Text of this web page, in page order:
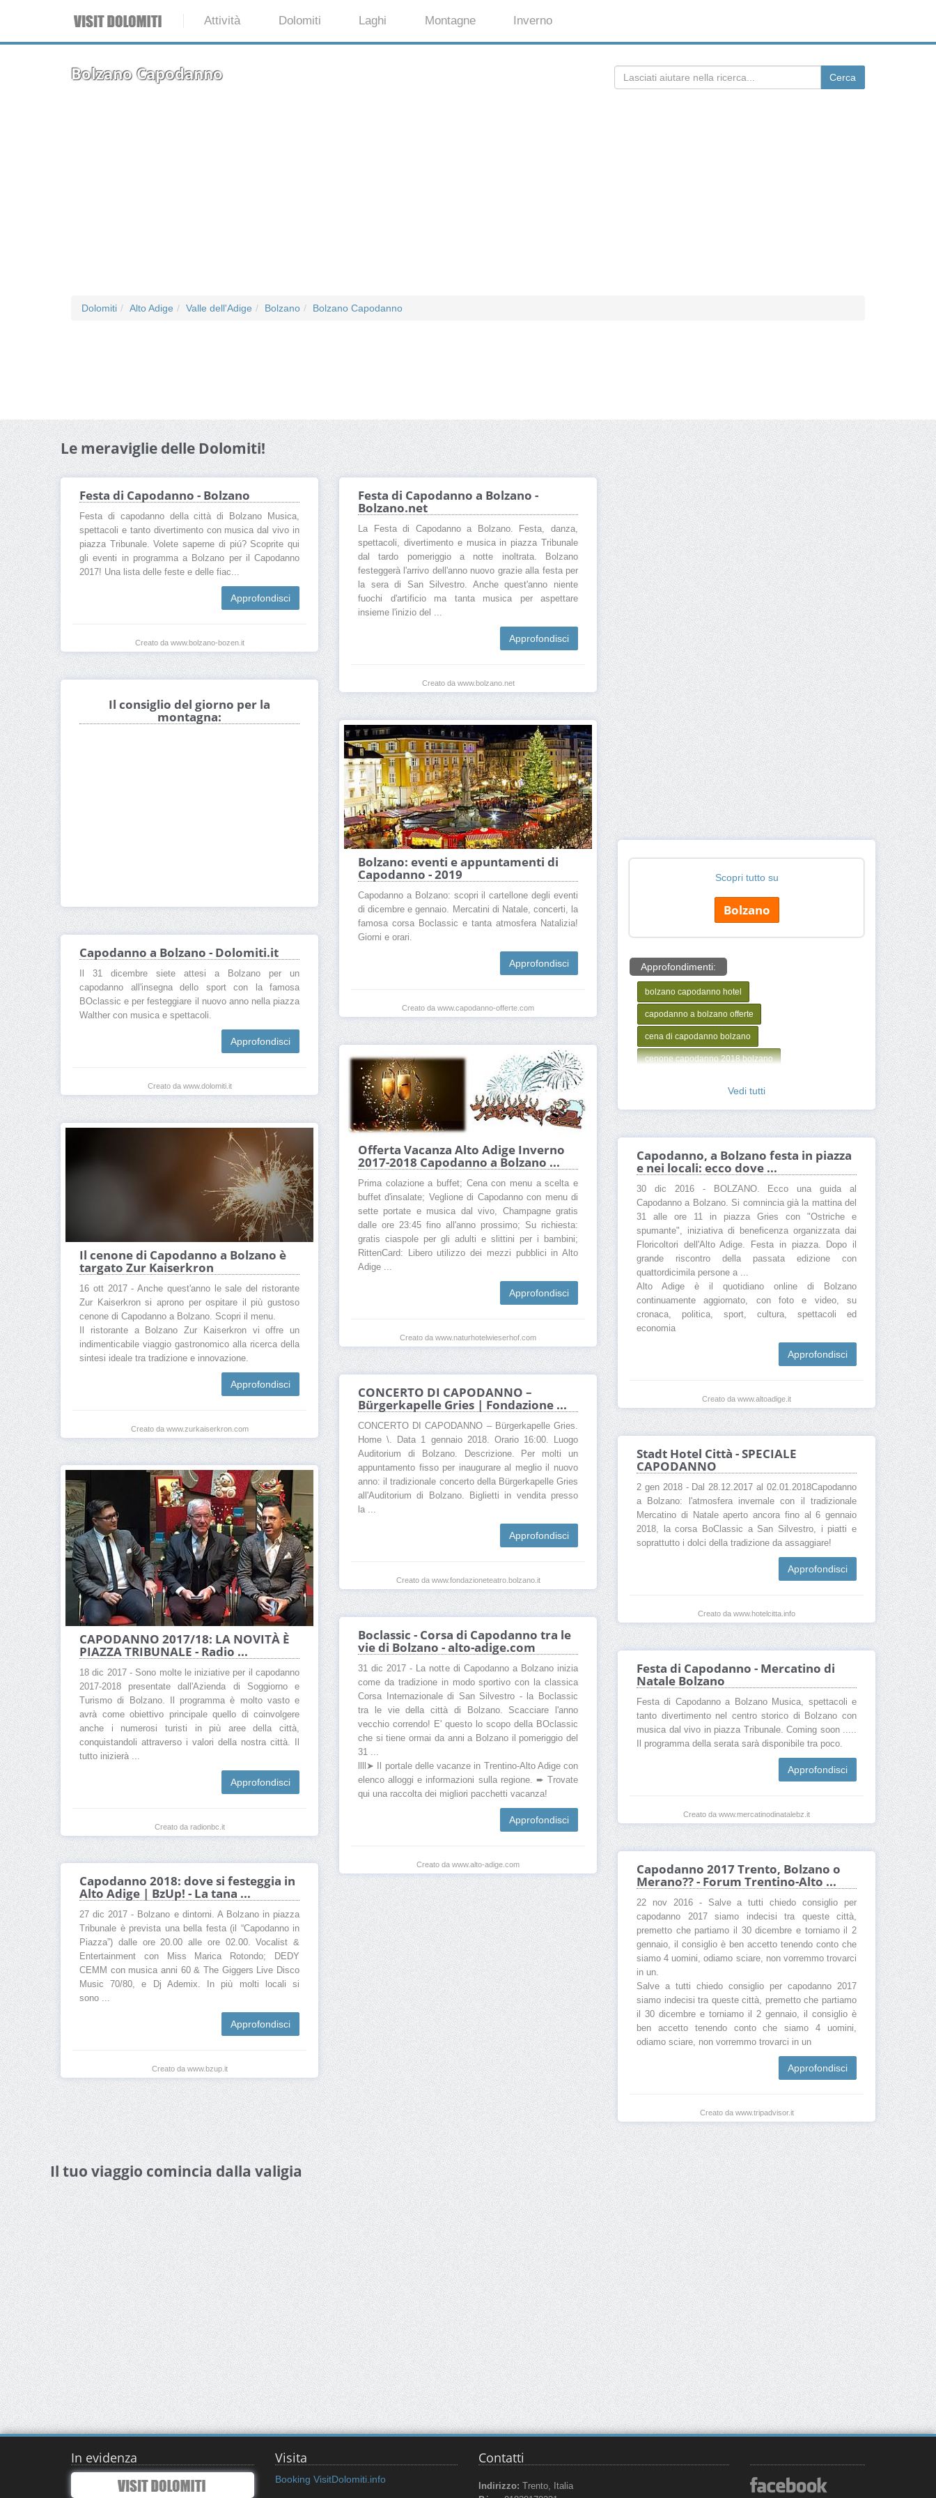
Attività Dolomiti Laghi Montagne Inverno
Bolzano Capodanno
Dolomiti Alto Adige Valle dell'Adige Bolzano Bolzano Capodanno
Le meraviglie delle Dolomiti!
Festa di Capodanno - Bolzano
Festa di capodanno della città di Bolzano Musica,
spettacoli e tanto divertimento con musica dal vivo in
piazza Tribunale. Volete saperne di piú? Scoprite qui
gli eventi in programma a Bolzano per il Capodanno
2017! Una lista delle feste e delle fiac...
Approfondisci
Creato da www.bolzano-bozen.it
Festa di Capodanno a Bolzano -
Bolzano.net
La Festa di Capodanno a Bolzano. Festa, danza,
spettacoli, divertimento e musica in piazza Tribunale
dal tardo pomeriggio a notte inoltrata. Bolzano
festeggerà l'arrivo dell'anno nuovo grazie alla festa per
la sera di San Silvestro. Anche quest'anno niente
fuochi d'artificio ma tanta musica per aspettare
insieme l'inizio del ...
Approfondisci
Creato da www.bolzano.net
Scopri tutto su
Bolzano
Approfondimenti:
bolzano capodanno hotel
capodanno a bolzano offerte
cena di capodanno bolzano
cenone capodanno 2018 bolzano
fuochi d artificio capodanno bolzano
Vedi tutti
Il consiglio del giorno per la
montagna:
Bolzano: eventi e appuntamenti di
Capodanno - 2019
Capodanno a Bolzano: scopri il cartellone degli eventi
di dicembre e gennaio. Mercatini di Natale, concerti, la
famosa corsa Boclassic e tanta atmosfera Natalizia!
Giorni e orari.
Approfondisci
Creato da www.capodanno-offerte.com
Capodanno a Bolzano - Dolomiti.it
Il 31 dicembre siete attesi a Bolzano per un
capodanno all'insegna dello sport con la famosa
BOclassic e per festeggiare il nuovo anno nella piazza
Walther con musica e spettacoli.
Approfondisci
Creato da www.dolomiti.it
Offerta Vacanza Alto Adige Inverno
2017-2018 Capodanno a Bolzano ...
Prima colazione a buffet; Cena con menu a scelta e
buffet d'insalate; Veglione di Capodanno con menu di
sette portate e musica dal vivo, Champagne gratis
dalle ore 23:45 fino all'anno prossimo; Su richiesta:
gratis ciaspole per gli adulti e slittini per i bambini;
RittenCard: Libero utilizzo dei mezzi pubblici in Alto
Adige ...
Approfondisci
Creato da www.naturhotelwieserhof.com
Il cenone di Capodanno a Bolzano è
targato Zur Kaiserkron
16 ott 2017 - Anche quest'anno le sale del ristorante
Zur Kaiserkron si aprono per ospitare il più gustoso
cenone di Capodanno a Bolzano. Scopri il menu.
Il ristorante a Bolzano Zur Kaiserkron vi offre un
indimenticabile viaggio gastronomico alla ricerca della
sintesi ideale tra tradizione e innovazione.
Approfondisci
Creato da www.zurkaiserkron.com
Capodanno, a Bolzano festa in piazza
e nei locali: ecco dove ...
30 dic 2016 - BOLZANO. Ecco una guida al
Capodanno a Bolzano. Si comnincia già la mattina del
31 alle ore 11 in piazza Gries con "Ostriche e
spumante", iniziativa di beneficenza organizzata dai
Floricoltori dell'Alto Adige. Festa in piazza. Dopo il
grande riscontro della passata edizione con
quattordicimila persone a ...
Alto Adige è il quotidiano online di Bolzano
continuamente aggiornato, con foto e video, su
cronaca, politica, sport, cultura, spettacoli ed
economia
Approfondisci
Creato da www.altoadige.it
CONCERTO DI CAPODANNO –
Bürgerkapelle Gries | Fondazione ...
CONCERTO DI CAPODANNO – Bürgerkapelle Gries.
Home \. Data 1 gennaio 2018. Orario 16:00. Luogo
Auditorium di Bolzano. Descrizione. Per molti un
appuntamento fisso per inaugurare al meglio il nuovo
anno: il tradizionale concerto della Bürgerkapelle Gries
all'Auditorium di Bolzano. Biglietti in vendita presso
la ...
Approfondisci
Creato da www.fondazioneteatro.bolzano.it
Stadt Hotel Città - SPECIALE
CAPODANNO
2 gen 2018 - Dal 28.12.2017 al 02.01.2018Capodanno
a Bolzano: l'atmosfera invernale con il tradizionale
Mercatino di Natale aperto ancora fino al 6 gennaio
2018, la corsa BoClassic a San Silvestro, i piatti e
soprattutto i dolci della tradizione da assaggiare!
Approfondisci
Creato da www.hotelcitta.info
CAPODANNO 2017/18: LA NOVITÀ È
PIAZZA TRIBUNALE - Radio ...
18 dic 2017 - Sono molte le iniziative per il capodanno
2017-2018 presentate dall'Azienda di Soggiorno e
Turismo di Bolzano. Il programma è molto vasto e
avrà come obiettivo principale quello di coinvolgere
anche i numerosi turisti in più aree della città,
conquistandoli attraverso i valori della nostra città. Il
tutto inizierà ...
Approfondisci
Creato da radionbc.it
Boclassic - Corsa di Capodanno tra le
vie di Bolzano - alto-adige.com
31 dic 2017 - La notte di Capodanno a Bolzano inizia
come da tradizione in modo sportivo con la classica
Corsa Internazionale di San Silvestro - la Boclassic
tra le vie della città di Bolzano. Scacciare l'anno
vecchio correndo! E' questo lo scopo della BOclassic
che si tiene ormai da anni a Bolzano il pomeriggio del
31 ...
llll➤ Il portale delle vacanze in Trentino-Alto Adige con
elenco alloggi e informazioni sulla regione. ➨ Trovate
qui una raccolta dei migliori pacchetti vacanza!
Approfondisci
Creato da www.alto-adige.com
Festa di Capodanno - Mercatino di
Natale Bolzano
Festa di Capodanno a Bolzano Musica, spettacoli e
tanto divertimento nel centro storico di Bolzano con
musica dal vivo in piazza Tribunale. Coming soon .....
Il programma della serata sarà disponibile tra poco.
Approfondisci
Creato da www.mercatinodinatalebz.it
Capodanno 2017 Trento, Bolzano o
Merano?? - Forum Trentino-Alto ...
22 nov 2016 - Salve a tutti chiedo consiglio per
capodanno 2017 siamo indecisi tra queste città,
premetto che partiamo il 30 dicembre e torniamo il 2
gennaio, il consiglio è ben accetto tenendo conto che
siamo 4 uomini, odiamo sciare, non vorremmo trovarci
in un.
Salve a tutti chiedo consiglio per capodanno 2017
siamo indecisi tra queste città, premetto che partiamo
il 30 dicembre e torniamo il 2 gennaio, il consiglio è
ben accetto tenendo conto che siamo 4 uomini,
odiamo sciare, non vorremmo trovarci in un
Approfondisci
Creato da www.tripadvisor.it
Capodanno 2018: dove si festeggia in
Alto Adige | BzUp! - La tana ...
27 dic 2017 - Bolzano e dintorni. A Bolzano in piazza
Tribunale è prevista una bella festa (il “Capodanno in
Piazza”) dalle ore 20.00 alle ore 02.00. Vocalist &
Entertainment con Miss Marica Rotondo; DEDY
CEMM con musica anni 60 & The Giggers Live Disco
Music 70/80, e Dj Ademix. In più molti locali si
sono ...
Approfondisci
Creato da www.bzup.it
Il tuo viaggio comincia dalla valigia
In evidenza Visita
Booking VisitDolomiti.info
Contatti
Indirizzo: Trento, Italia